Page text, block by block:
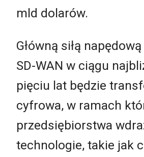
mld dolarów.
Główną siłą
SD-WAN w ciągu
pięciu lat będzie
cyfrowa, w ramach
przedsiębiorstwa
technologie, takie jak